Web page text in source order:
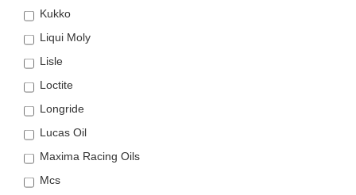
Kukko
Liqui Moly
Lisle
Loctite
Longride
Lucas Oil
Maxima Racing Oils
Mcs